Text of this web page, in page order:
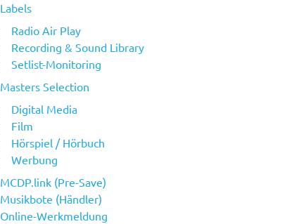
Labels
Radio Air Play
Recording & Sound Library
Setlist-Monitoring
Masters Selection
Digital Media
Film
Hörspiel / Hörbuch
Werbung
MCDP.link (Pre-Save)
Musikbote (Händler)
Online-Werkmeldung